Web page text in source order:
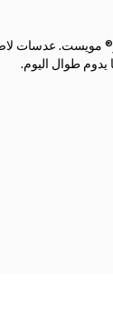
مويست. عدسات
يدوم طوال اليوم.